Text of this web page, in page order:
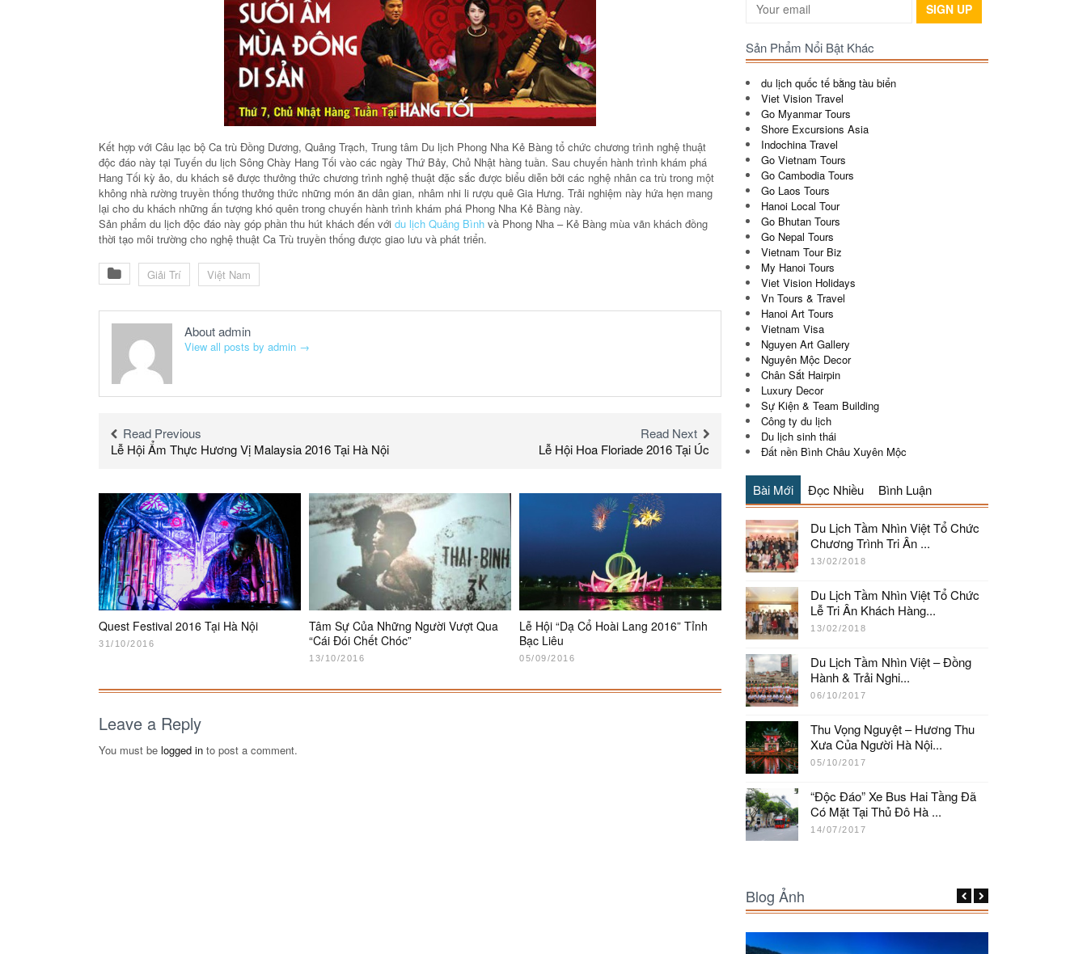
Kết hợp với Câu lạc bộ Ca trù Đồng Dương, Quảng Trạch, Trung tâm Du lịch Phong Nha Kẻ Bàng tổ chức chương trình nghệ thuật
độc đáo này tại Tuyến du lịch Sông Chày Hang Tối vào các ngày Thứ Bảy, Chủ Nhật hàng tuần. Sau chuyến hành trình khám phá
Hang Tối kỳ ảo, du khách sẽ được thưởng thức chương trình nghệ thuật đặc sắc được biểu diễn bởi các nghệ nhân ca trù trong một
không nhà rường truyền thống thưởng thức những món ăn dân gian, nhâm nhi li rượu quê Gia Hưng. Trải nghiệm này hứa hẹn mang
lại cho du khách những ấn tượng khó quên trong chuyến hành trình khám phá Phong Nha Kẻ Bàng này.
Sản phẩm du lịch độc đáo này góp phần thu hút khách đến với du lịch Quảng Bình và Phong Nha – Kẻ Bàng mùa vãn khách đồng
thời tạo môi trường cho nghệ thuật Ca Trù truyền thống được giao lưu và phát triển.
Giải Trí Việt Nam
About admin
View all posts by admin →
Read Previous
Lễ Hội Ẩm Thực Hương Vị Malaysia 2016 Tại Hà Nội
Read Next
Lễ Hội Hoa Floriade 2016 Tại Úc
Quest Festival 2016 Tại Hà Nội
31/10/2016
Tâm Sự Của Những Người Vượt Qua
“Cái Đói Chết Chóc”
13/10/2016
Lễ Hội “Dạ Cổ Hoài Lang 2016” Tỉnh
Bạc Liêu
05/09/2016
Leave a Reply
You must be logged in to post a comment.
SIGN UP
Sản Phẩm Nổi Bật Khác
du lịch quốc tế bằng tàu biển
Viet Vision Travel
Go Myanmar Tours
Shore Excursions Asia
Indochina Travel
Go Vietnam Tours
Go Cambodia Tours
Go Laos Tours
Hanoi Local Tour
Go Bhutan Tours
Go Nepal Tours
Vietnam Tour Biz
My Hanoi Tours
Viet Vision Holidays
Vn Tours & Travel
Hanoi Art Tours
Vietnam Visa
Nguyen Art Gallery
Nguyên Mộc Decor
Chân Sắt Hairpin
Luxury Decor
Sự Kiện & Team Building
Công ty du lịch
Du lịch sinh thái
Đất nền Bình Châu Xuyên Mộc
Bài Mới Đọc Nhiều Bình Luận
Du Lịch Tầm Nhìn Việt Tổ Chức
Chương Trình Tri Ân ...
13/02/2018
Du Lịch Tầm Nhìn Việt Tổ Chức
Lễ Tri Ân Khách Hàng...
13/02/2018
Du Lịch Tầm Nhìn Việt – Đồng
Hành & Trải Nghi...
06/10/2017
Thu Vọng Nguyệt – Hương Thu
Xưa Của Người Hà Nội...
05/10/2017
“Độc Đáo” Xe Bus Hai Tầng Đã
Có Mặt Tại Thủ Đô Hà ...
14/07/2017
Blog Ảnh